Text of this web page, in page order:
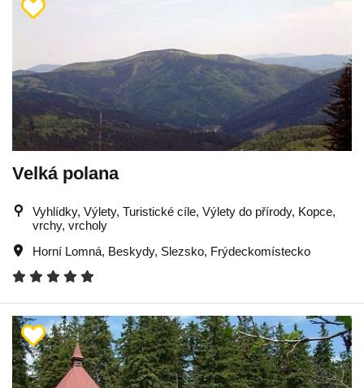
Velká polana
Vyhlídky, Výlety, Turistické cíle, Výlety do přírody, Kopce,
vrchy, vrcholy
Horní Lomná, Beskydy, Slezsko, Frýdeckomístecko